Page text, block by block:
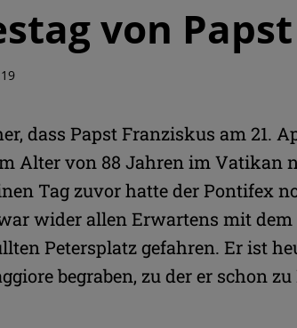
von
dass Papst Franziskus am 21.
Alter von 88 Jahren im Vatikan
Tag zuvor hatte der Pontifex
wider allen Erwartens mit dem
Petersplatz gefahren. Er ist
begraben, zu der er schon